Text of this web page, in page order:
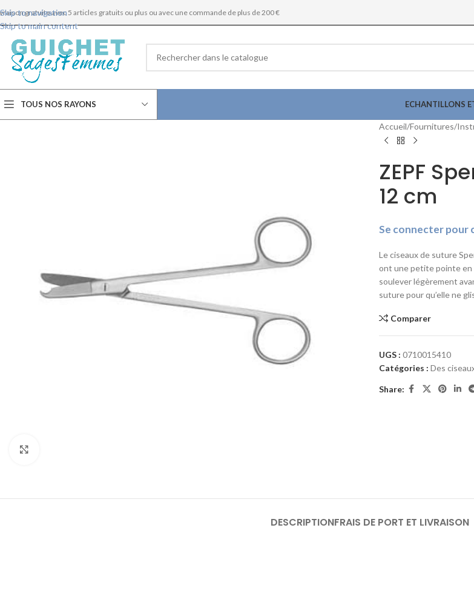
Skip to navigation
Skip to main content
gratuite avec 5 articles gratuits ou plus ou avec une commande de plus de 200 €
TOUS NOS RAYONS ECHANTILLONS
Accueil Fournitures
ZEPF
12 cm
Se connecter pour
Le ciseaux de suture
ont une petite pointe en
soulever légèrement
suture pour qu’elle ne
Comparer
UGS : 0710015410
Catégories : Des
Share:
DESCRIPTIONFRAIS DE PORT ET LIVRAISON